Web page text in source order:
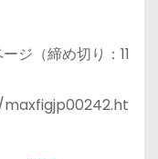
ジ（締め切り：11